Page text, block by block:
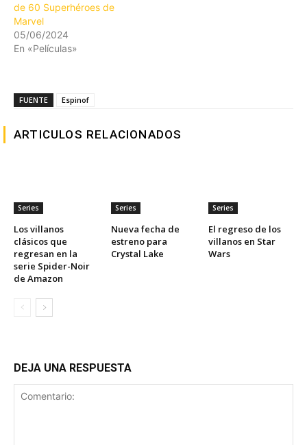
de 60 Superhéroes de
Marvel
05/06/2024
En «Películas»
FUENTE Espinof
ARTICULOS RELACIONADOS
Series
Los villanos
clásicos que
regresan en la
serie Spider-Noir
de Amazon
Series
Nueva fecha de
estreno para
Crystal Lake
Series
El regreso de los
villanos en Star
Wars
DEJA UNA RESPUESTA